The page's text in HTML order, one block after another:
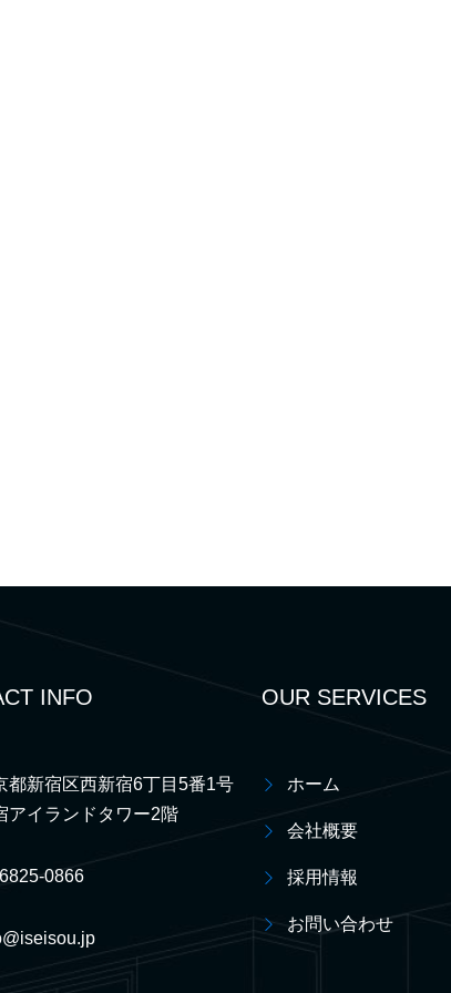
INFO
都新宿区西新宿6丁目5番1号
アイランドタワー2階
0866
OUR SERVICES
ホーム
会社概要
採用情報
お問い合わせ